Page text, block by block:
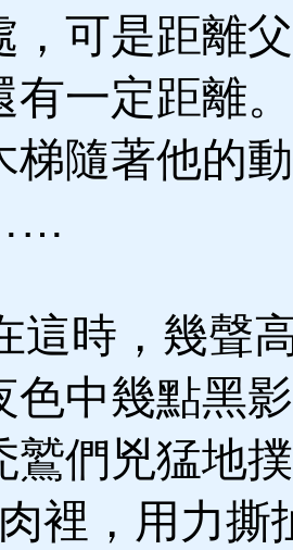
，可是距離
有一定距離
梯隨著他的
時，幾聲
色中幾點黑
鷲們兇猛地
裡，用力